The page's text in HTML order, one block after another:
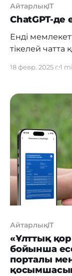
АйтарлықIT
ChatGPT-де
Енді
тікелей чатта
қандай
тілде
әзірлеген.
Цифрландыру
18 февр. 2025 г.1
АйтарлықIT
«Ұлттық
бойынша
порталы